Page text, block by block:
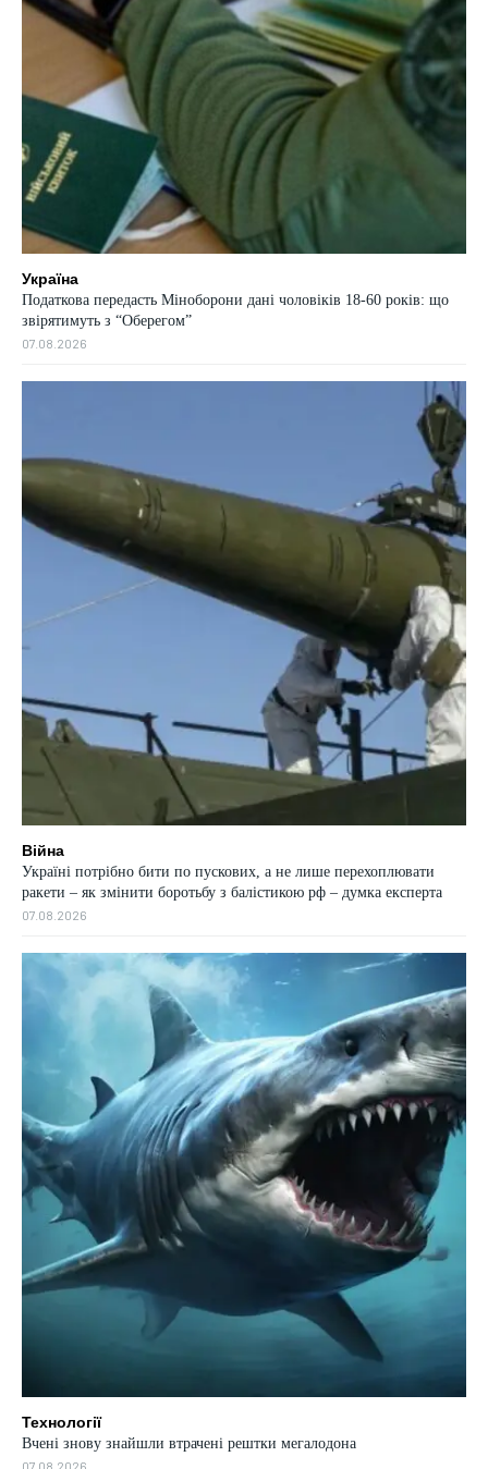
Україна
Податкова передасть Міноборони дані чоловіків 18-60 років: що
звірятимуть з “Оберегом”
07.08.2026
Війна
Україні потрібно бити по пускових, а не лише перехоплювати
ракети – як змінити боротьбу з балістикою рф – думка експерта
07.08.2026
Технології
Вчені знову знайшли втрачені рештки мегалодона